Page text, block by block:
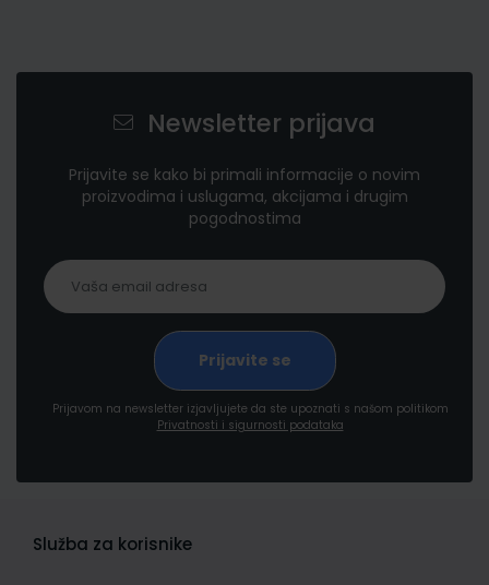
Newsletter prijava
Prijavite se kako bi primali informacije o novim
proizvodima i uslugama, akcijama i drugim
pogodnostima
Prijavom na newsletter izjavljujete da ste upoznati s našom politikom
Privatnosti i sigurnosti podataka
Služba za korisnike